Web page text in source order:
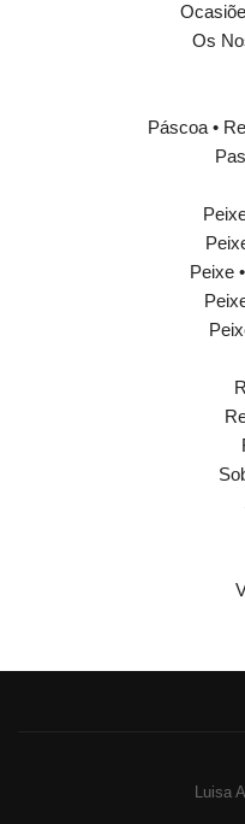
Os
Páscoa •
Peixe
Luisa